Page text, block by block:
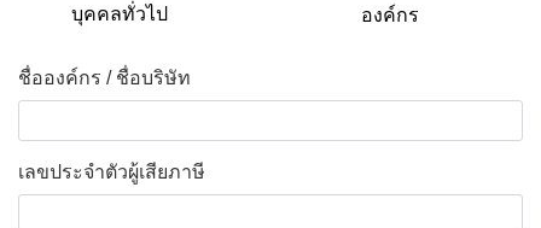
บุคคลทั่วไป องค์กร
ชื่อองค์กร / ชื่อบริษัท
เลขประจำตัวผู้เสียภาษี